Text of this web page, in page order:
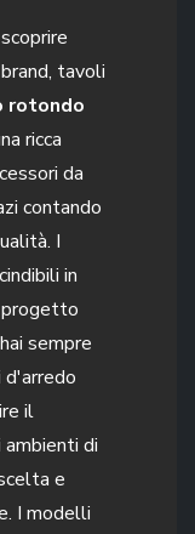
tavoli
rotondo
ricca
da
contando
I
in
sempre
d'arredo
il
ambienti di
e
I modelli